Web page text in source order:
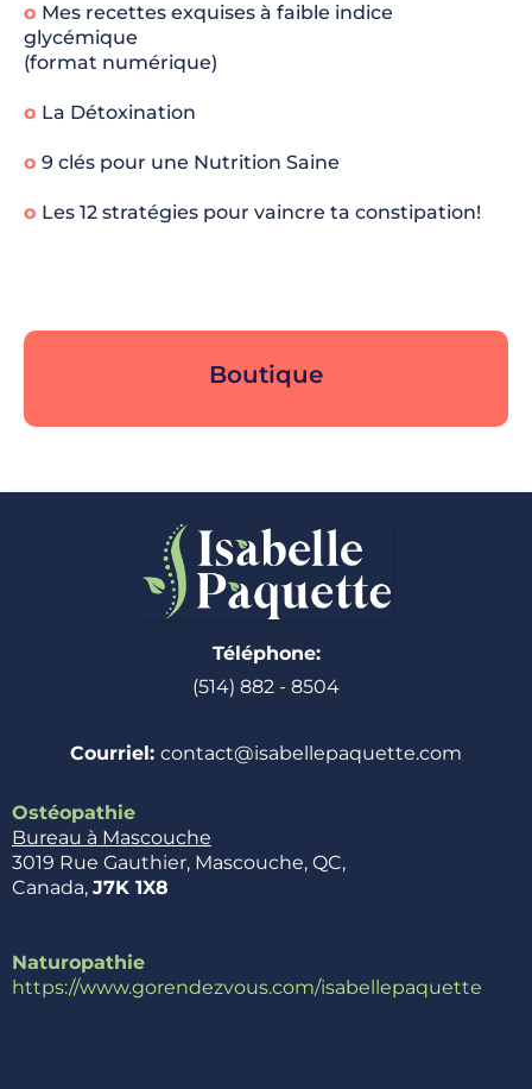
o Mes recettes exquises à faible indice
glycémique
(format numérique)
o La Détoxination
o 9 clés pour une Nutrition Saine
o Les 12 stratégies pour vaincre ta constipation!
Boutique
Téléphone:
(514) 882 - 8504
Courriel: contact@isabellepaquette.com
Ostéopathie
Bureau à Mascouche
3019 Rue Gauthier, Mascouche, QC,
Canada, J7K 1X8
Naturopathie
https://www.gorendezvous.com/isabellepaquette